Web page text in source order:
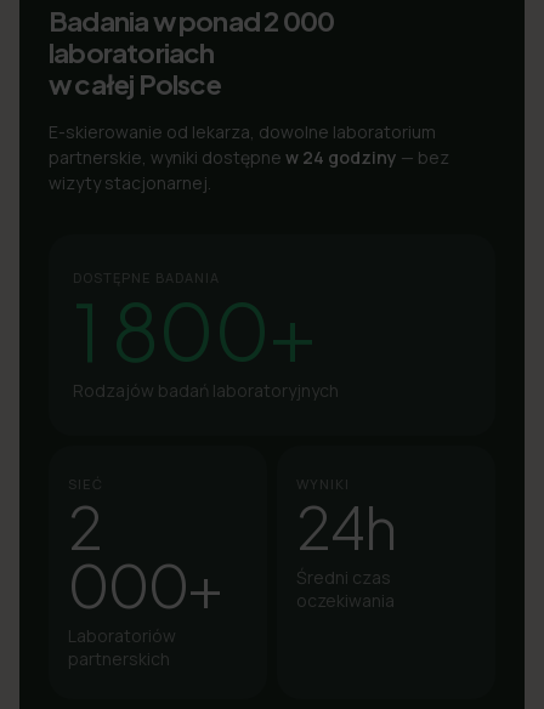
Badania w ponad 2 000
laboratoriach
w całej Polsce
E-skierowanie od lekarza, dowolne laboratorium
partnerskie, wyniki dostępne w 24 godziny — bez
wizyty stacjonarnej.
DOSTĘPNE BADANIA
1 800+
Rodzajów badań laboratoryjnych
SIEĆ
2
000+
Laboratoriów
partnerskich
WYNIKI
24h
Średni czas
oczekiwania